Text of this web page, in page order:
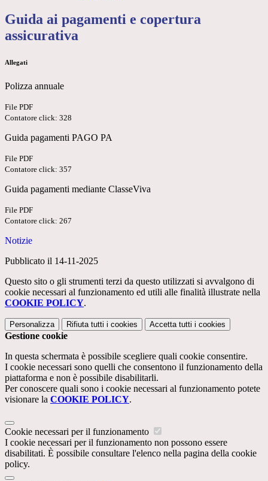
Guida ai pagamenti e copertura
assicurativa
Allegati
Polizza annuale
File PDF
Contatore click: 328
Guida pagamenti PAGO PA
File PDF
Contatore click: 357
Guida pagamenti mediante ClasseViva
File PDF
Contatore click: 267
Notizie
Pubblicato il 14-11-2025
Questo sito o gli strumenti terzi da questo utilizzati si avvalgono di
cookie necessari al funzionamento ed utili alle finalità illustrate nella
COOKIE POLICY.
Personalizza Rifiuta tutti i cookies Accetta tutti i cookies
Gestione cookie
In questa schermata è possibile scegliere quali cookie consentire.
I cookie necessari sono quelli che consentono il funzionamento della
piattaforma e non è possibile disabilitarli.
Per conoscere quali sono i cookie necessari al funzionamento potete
visionare la COOKIE POLICY.
Cookie necessari per il funzionamento
I cookie necessari per il funzionamento non possono essere
disabilitati. È possibile consultare l'elenco nella pagina della cookie
policy.